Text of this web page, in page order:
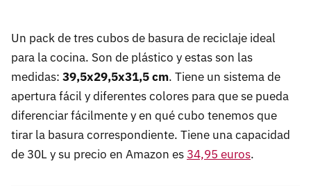
Un pack de tres cubos de basura de reciclaje ideal
para la cocina. Son de plástico y estas son las
medidas: 39,5x29,5x31,5 cm. Tiene un sistema de
apertura fácil y diferentes colores para que se pueda
diferenciar fácilmente y en qué cubo tenemos que
tirar la basura correspondiente. Tiene una capacidad
de 30L y su precio en Amazon es 34,95 euros.